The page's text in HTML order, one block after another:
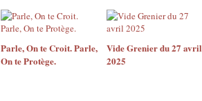
Parle, On te Croit. Parle,
On te Protège.
Vide Grenier du 27 avril
2025